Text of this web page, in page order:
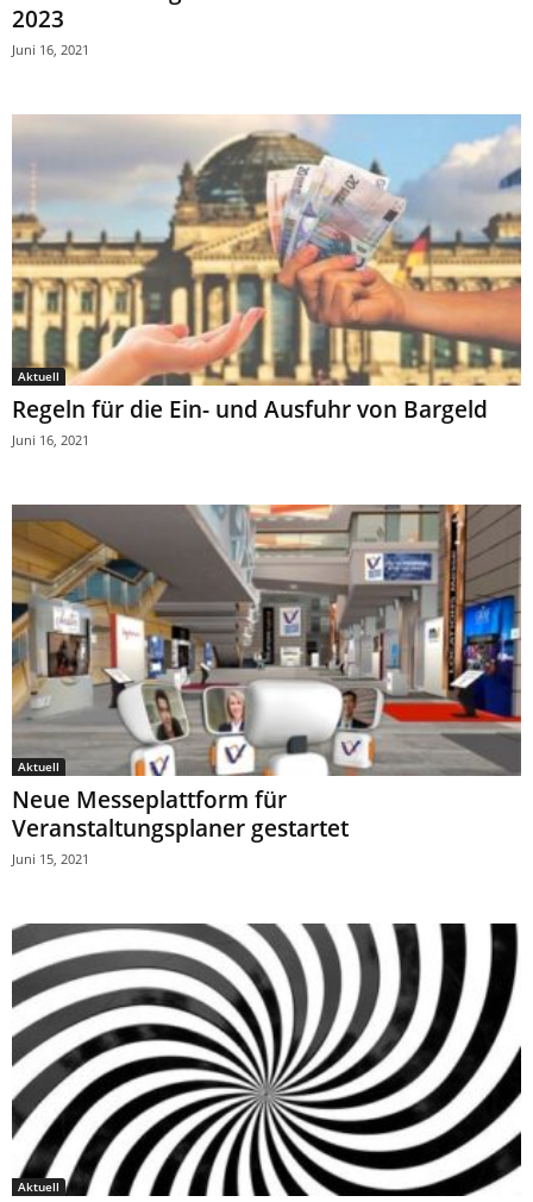
2023
Juni 16, 2021
Aktuell
Regeln für die Ein- und Ausfuhr von Bargeld
Juni 16, 2021
Aktuell
Neue Messeplattform für
Veranstaltungsplaner gestartet
Juni 15, 2021
Aktuell